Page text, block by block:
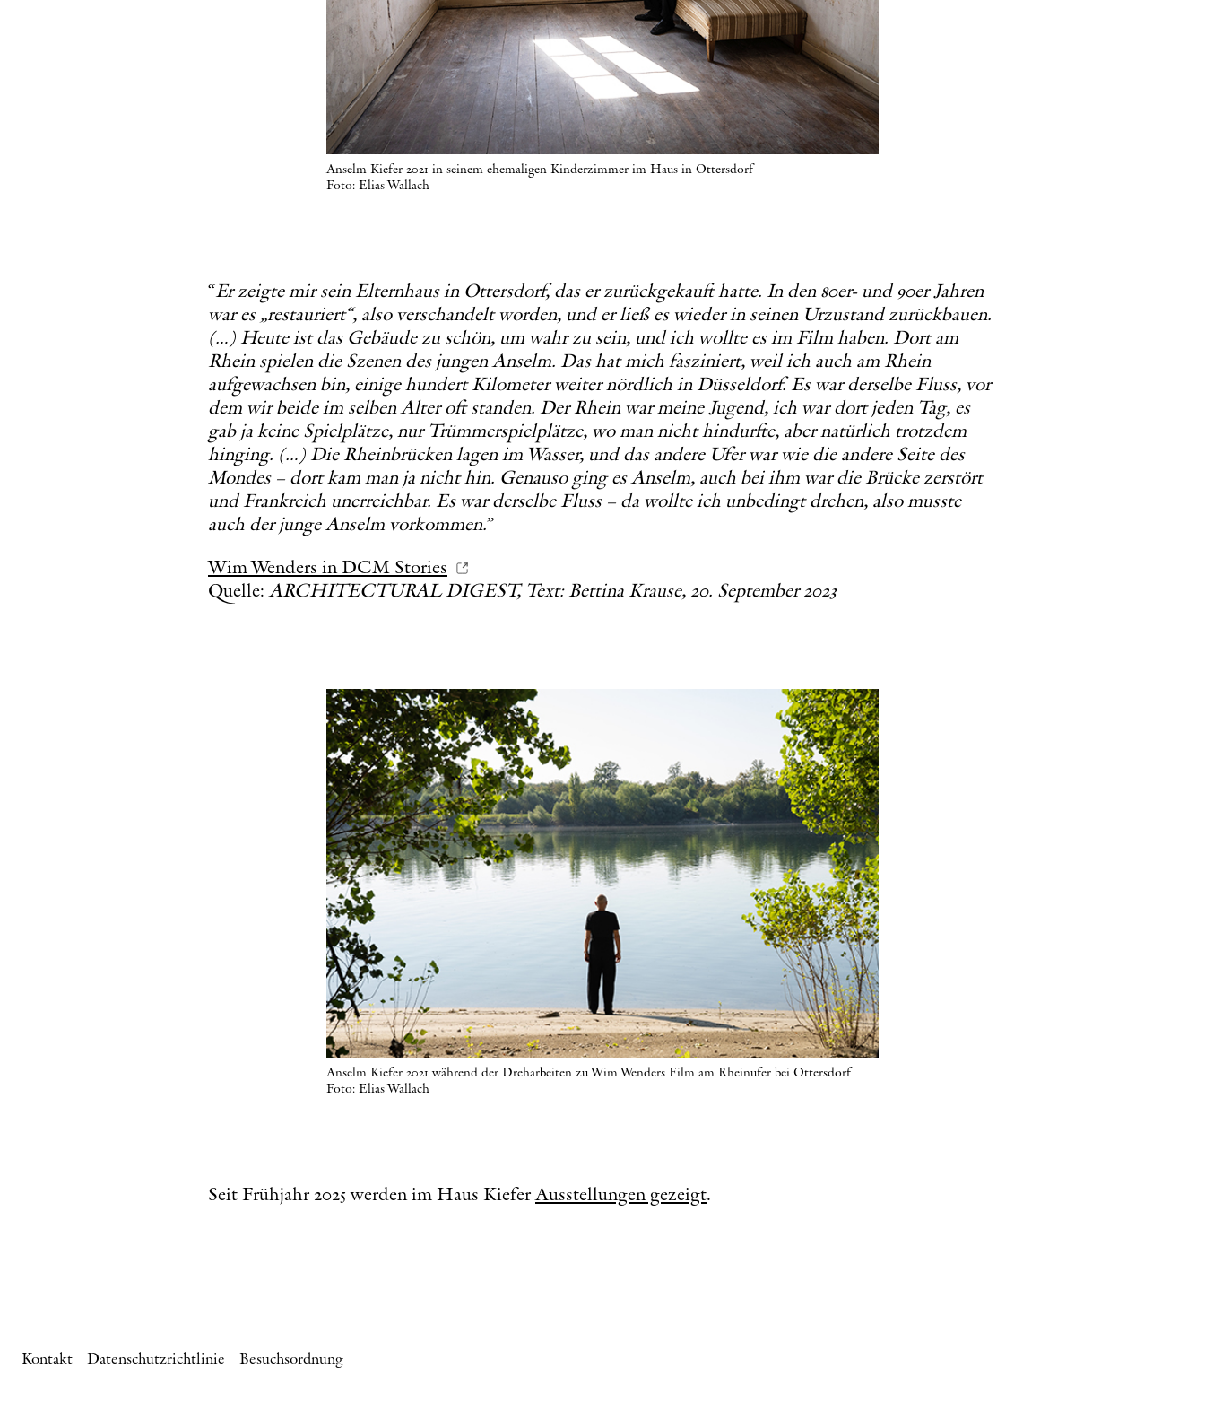
Anselm Kiefer 2021 in seinem ehemaligen Kinderzimmer im Haus in Ottersdorf
Foto: Elias Wallach
“Er zeigte mir sein Elternhaus in Ottersdorf, das er zurückgekauft hatte. In den 80er- und 90er Jahren
war es „restauriert“, also verschandelt worden, und er ließ es wieder in seinen Urzustand zurückbauen.
(…) Heute ist das Gebäude zu schön, um wahr zu sein, und ich wollte es im Film haben. Dort am
Rhein spielen die Szenen des jungen Anselm. Das hat mich fasziniert, weil ich auch am Rhein
aufgewachsen bin, einige hundert Kilometer weiter nördlich in Düsseldorf. Es war derselbe Fluss, vor
dem wir beide im selben Alter oft standen. Der Rhein war meine Jugend, ich war dort jeden Tag, es
gab ja keine Spielplätze, nur Trümmerspielplätze, wo man nicht hindurfte, aber natürlich trotzdem
hinging. (…) Die Rheinbrücken lagen im Wasser, und das andere Ufer war wie die andere Seite des
Mondes – dort kam man ja nicht hin. Genauso ging es Anselm, auch bei ihm war die Brücke zerstört
und Frankreich unerreichbar. Es war derselbe Fluss – da wollte ich unbedingt drehen, also musste
auch der junge Anselm vorkommen.”
Wim Wenders in DCM Stories
Quelle:ARCHITECTURAL DIGEST, Text: Bettina Krause, 20. September 2023
Anselm Kiefer 2021 während der Dreharbeiten zu Wim Wenders Film am Rheinufer bei Ottersdorf
Foto: Elias Wallach
Seit Frühjahr 2025 werden im Haus KieferAusstellungen gezeigt.
Kontakt Datenschutzrichtlinie Besuchsordnung